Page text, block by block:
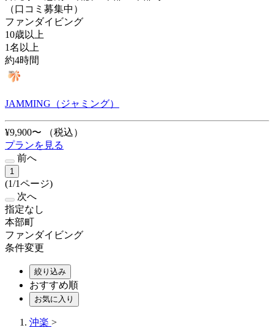
（口コミ募集中）
ファンダイビング
10歳以上
1名以上
約4時間
JAMMING（ジャミング）
¥9,900〜
（税込）
プランを見る
前へ
1
(1/1ページ)
次へ
指定なし
本部町
ファンダイビング
条件変更
絞り込み
おすすめ順
お気に入り
沖楽 >